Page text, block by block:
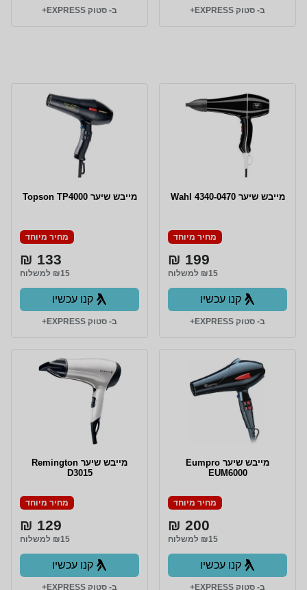
ב- סטוק EXPRESS+ ב- סטוק EXPRESS+
מייבש שיער 4340-0470 Wahl
מחיר מיוחד
199 ₪
₪15 למשלוח
קנו עכשיו
ב- סטוק EXPRESS+
מייבש שיער Topson TP4000
מחיר מיוחד
133 ₪
₪15 למשלוח
קנו עכשיו
ב- סטוק EXPRESS+
מייבש שיער Eumpro
EUM6000
מחיר מיוחד
200 ₪
₪15 למשלוח
קנו עכשיו
ב- סטוק EXPRESS+
מייבש שיער Remington
D3015
מחיר מיוחד
129 ₪
₪15 למשלוח
קנו עכשיו
ב- סטוק EXPRESS+